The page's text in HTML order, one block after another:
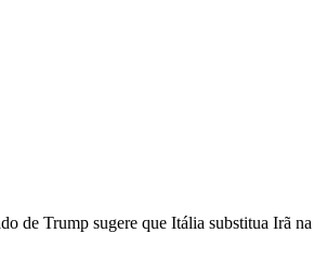
de Trump sugere que Itália substitua Irã na